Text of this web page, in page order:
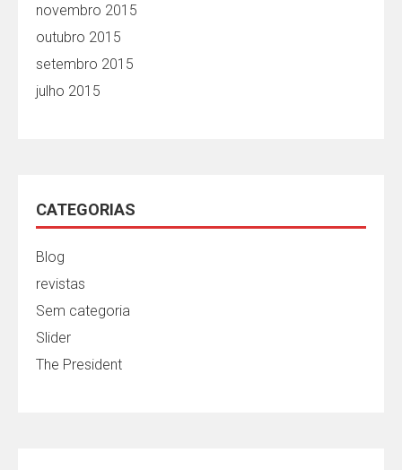
novembro 2015
outubro 2015
setembro 2015
julho 2015
CATEGORIAS
Blog
revistas
Sem categoria
Slider
The President